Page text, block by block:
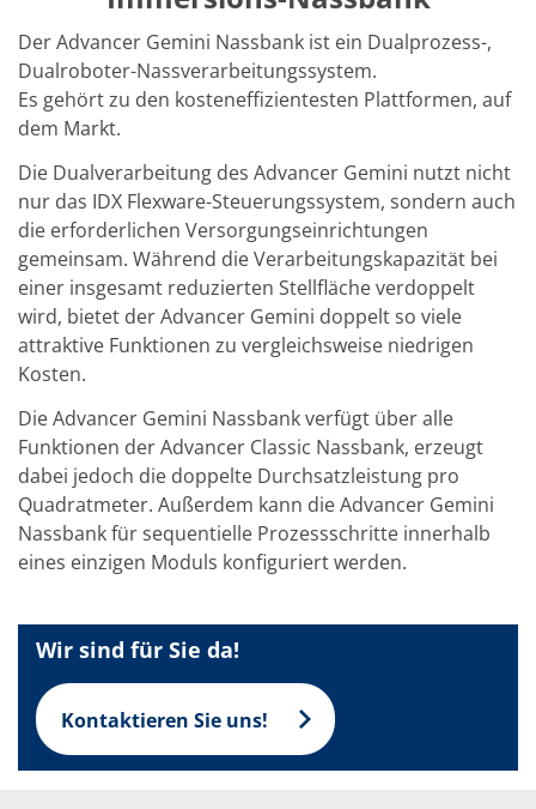
Solarzelle Batch
Verbrauchsgüter
MedTech
Medizinische Komponenten
Eye Care
Glas Anwendungen
Through glass vias (TGV)
Glas Wafer Bearbeitung
Laser & Ätzen
Kundenspezifische Lösungen
Rolle zu Rolle
Kunststoffverarbeitung
Service
Service Hotline & Service Stützpunkte
Digital Services
Ersatzteilservice
Upgrades
Training
Technologie
Technologiezentren
Prozesstechnologie
TruEtch - Metallätzung
Fluidjet - Metall-Abhebung
Ätzen
Texturierung
Galvanik
Innovationen
Battery Technology
Fortschrittliches chemisches Ätzen
Proprietäre Software
FlowLogX - Smart Connectivity Platform
Der Advancer Gemini Nassbank ist ein Dualprozess-,
Dualroboter-Nassverarbeitungssystem.
Es gehört zu den kosteneffizientesten Plattformen, auf
dem Markt.
Die Dualverarbeitung des Advancer Gemini nutzt nicht
nur das IDX Flexware-Steuerungssystem, sondern auch
die erforderlichen Versorgungseinrichtungen
gemeinsam. Während die Verarbeitungskapazität bei
einer insgesamt reduzierten Stellfläche verdoppelt
wird, bietet der Advancer Gemini doppelt so viele
attraktive Funktionen zu vergleichsweise niedrigen
Kosten.
Die Advancer Gemini Nassbank verfügt über alle
Funktionen der Advancer Classic Nassbank, erzeugt
dabei jedoch die doppelte Durchsatzleistung pro
Quadratmeter. Außerdem kann die Advancer Gemini
Nassbank für sequentielle Prozessschritte innerhalb
eines einzigen Moduls konfiguriert werden.
Wir sind für Sie da!
Kontaktieren Sie uns!